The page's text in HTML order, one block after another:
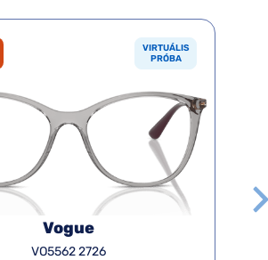
VIRTUÁLIS
PRÓBA
Vogue
VO5562 2726